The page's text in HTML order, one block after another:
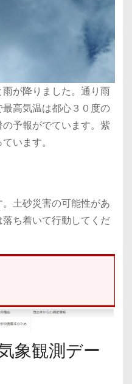
が降りました。通り雨
高気温は都心３０度の
予報がでています。紫
います。
土砂災害の可能性があ
ち着いて行動してくだ
象観測デー